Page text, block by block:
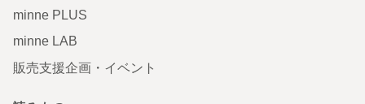
minne PLUS
minne LAB
販売支援企画・イベント